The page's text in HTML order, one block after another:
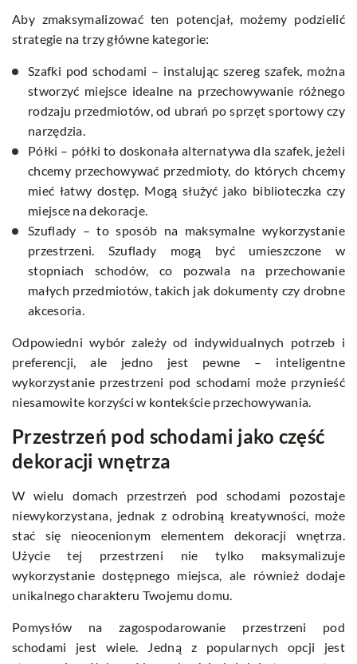
Aby zmaksymalizować ten potencjał, możemy podzielić
strategie na trzy główne kategorie:
Szafki pod schodami – instalując szereg szafek, można
stworzyć miejsce idealne na przechowywanie różnego
rodzaju przedmiotów, od ubrań po sprzęt sportowy czy
narzędzia.
Półki – półki to doskonała alternatywa dla szafek, jeżeli
chcemy przechowywać przedmioty, do których chcemy
mieć łatwy dostęp. Mogą służyć jako biblioteczka czy
miejsce na dekoracje.
Szuflady – to sposób na maksymalne wykorzystanie
przestrzeni. Szuflady mogą być umieszczone w
stopniach schodów, co pozwala na przechowanie
małych przedmiotów, takich jak dokumenty czy drobne
akcesoria.
Odpowiedni wybór zależy od indywidualnych potrzeb i
preferencji, ale jedno jest pewne – inteligentne
wykorzystanie przestrzeni pod schodami może przynieść
niesamowite korzyści w kontekście przechowywania.
Przestrzeń pod schodami jako część
dekoracji wnętrza
W wielu domach przestrzeń pod schodami pozostaje
niewykorzystana, jednak z odrobiną kreatywności, może
stać się nieocenionym elementem dekoracji wnętrza.
Użycie tej przestrzeni nie tylko maksymalizuje
wykorzystanie dostępnego miejsca, ale również dodaje
unikalnego charakteru Twojemu domu.
Pomysłów na zagospodarowanie przestrzeni pod
schodami jest wiele. Jedną z popularnych opcji jest